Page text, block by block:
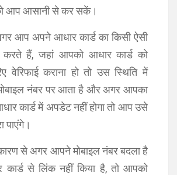
आप आसानी से कर सकें।
आप अपने आधार कार्ड का किसी ऐसी
करते हैं, जहां आपको आधार कार्ड को
वेरिफाई कराना हो तो उस स्थिति में
नंबर पर आता है और अगर आपका
कार्ड में अपडेट नहीं होगा तो आप उसे
पाएंगे।
से अगर आपने मोबाइल नंबर बदला है
से लिंक नहीं किया है, तो आपको